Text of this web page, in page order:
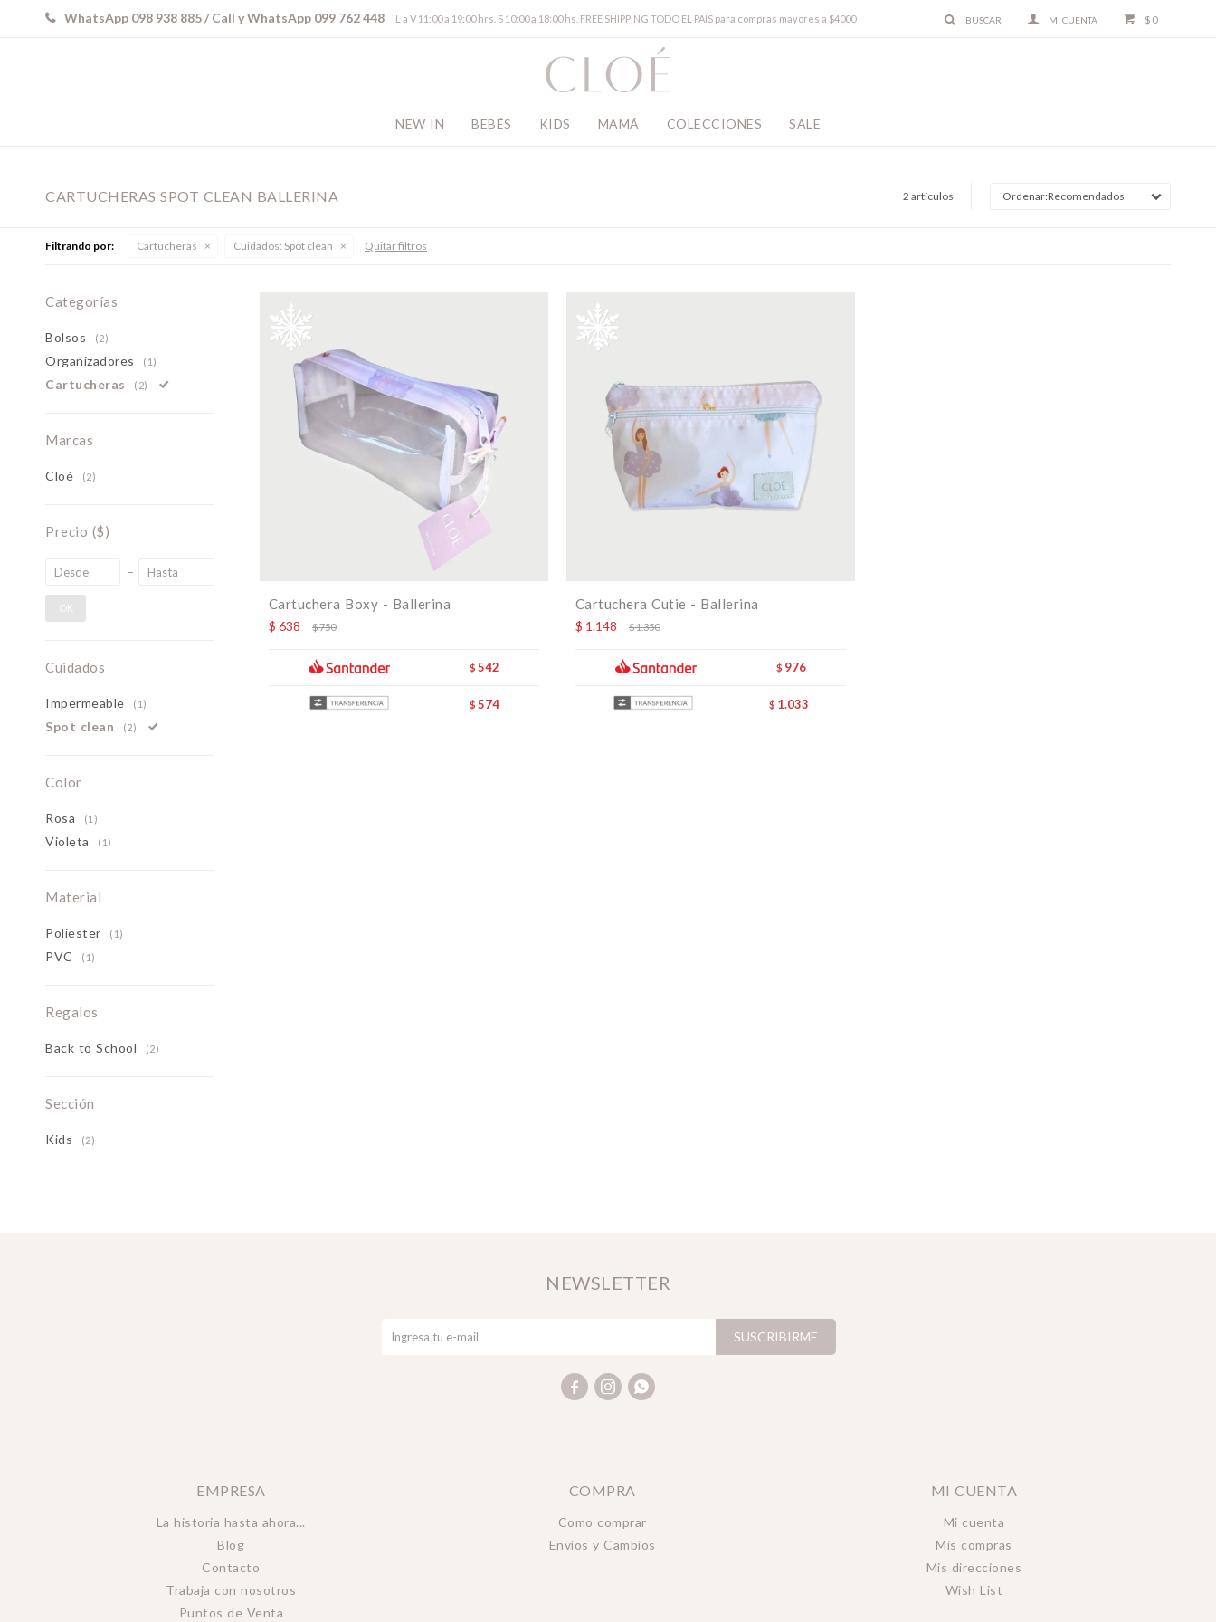
NEW IN BEBÉS KIDS MAMÁ COLECCIONES SALE
$ 0
WhatsApp 098 938 885 / Call y WhatsApp 099 762 448 L a V 11:00 a 19:00 hrs. S 10:00 a 18:00 hs. FREE SHIPPING TODO EL PAÍS para compras mayores a $4000
CARTUCHERAS SPOT CLEAN BALLERINA 2 artículos Recomendados
Filtrando por: Cartucheras Cuidados: Spot clean Quitar filtros
Cartuchera Boxy - Ballerina
$ 638 $750
$ 542
$ 574
Cartuchera Cutie - Ballerina
$ 1.148 $1.350
$ 976
$ 1.033
Categorías
Bolsos (2)
Organizadores (1)
Cartucheras (2)
Marcas
Cloé (2)
Precio ($)
OK
Cuidados
Impermeable (1)
Spot clean (2)
Color
Rosa (1)
Violeta (1)
Material
Poliester (1)
PVC (1)
Regalos
Back to School (2)
Sección
Kids (2)
EMPRESA
La historia hasta ahora...
Blog
Contacto
Trabaja con nosotros
Puntos de Venta
COMPRA
Como comprar
Envíos y Cambios
MI CUENTA
Mi cuenta
Mis compras
Mis direcciones
Wish List
NEWSLETTER
SUSCRIBIRME
  